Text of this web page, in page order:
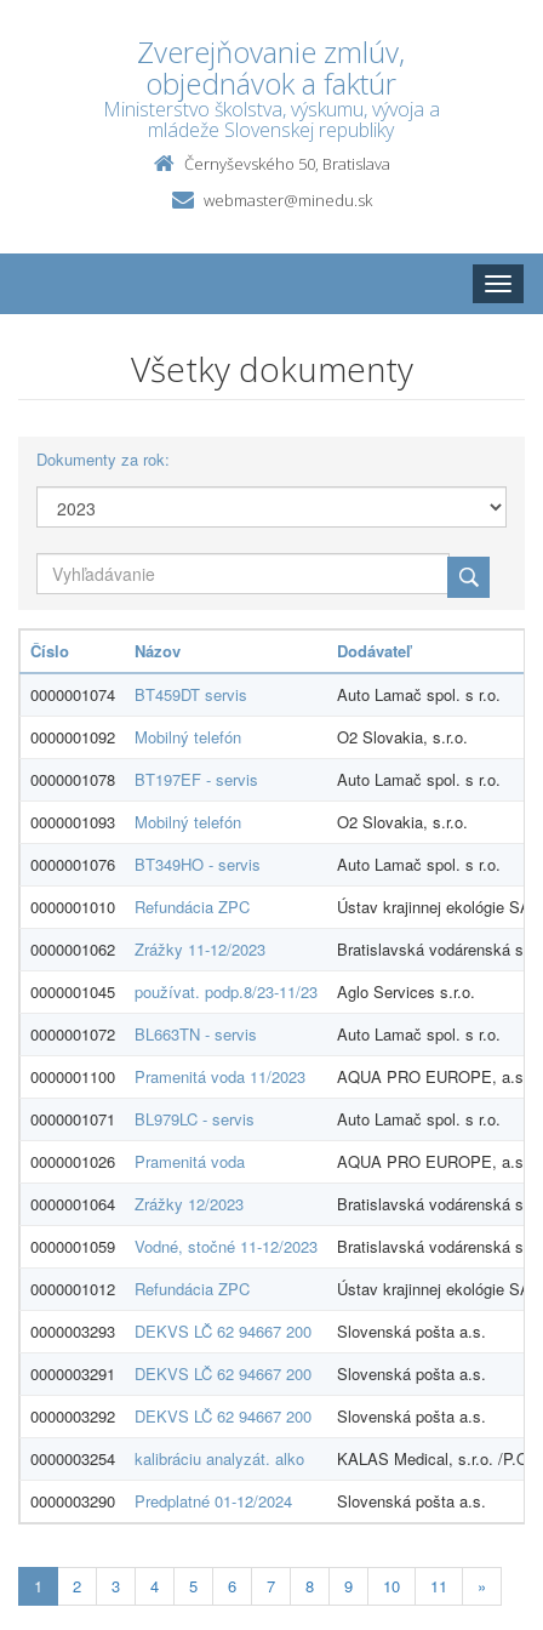
Zverejňovanie zmlúv,
objednávok a faktúr
Ministerstvo školstva, výskumu, vývoja a
mládeže Slovenskej republiky
Černyševského 50, Bratislava
webmaster@minedu.sk
Toggle
Všetky dokumenty
Dokumenty za rok:
Číslo Názov
Dodávateľ
0000001074
BT459DT servis
Auto Lamač spol. s r.o.
0000001092
Mobilný telefón
O2 Slovakia, s.r.o.
0000001078
BT197EF - servis
Auto Lamač spol. s r.o.
0000001093
Mobilný telefón
O2 Slovakia, s.r.o.
0000001076
BT349HO - servis
Auto Lamač spol. s r.o.
0000001010
Refundácia ZPC
Ústav krajinnej ekológie
0000001062
Zrážky 11-12/2023
Bratislavská vodárenská
0000001045
používat. podp.8/23-11/23
Aglo Services s.r.o.
0000001072
BL663TN - servis
Auto Lamač spol. s r.o.
0000001100
Pramenitá voda 11/2023
AQUA PRO EUROPE, a.s.
0000001071
BL979LC - servis
Auto Lamač spol. s r.o.
0000001026
Pramenitá voda
AQUA PRO EUROPE, a.s.
0000001064
Zrážky 12/2023
Bratislavská vodárenská
0000001059
Vodné, stočné 11-12/2023
Bratislavská vodárenská
0000001012
Refundácia ZPC
Ústav krajinnej ekológie
0000003293
DEKVS LČ 62 94667 200
Slovenská pošta a.s.
0000003291
DEKVS LČ 62 94667 200
Slovenská pošta a.s.
0000003292
DEKVS LČ 62 94667 200
Slovenská pošta a.s.
0000003254
kalibráciu analyzát. alko
KALAS Medical, s.r.o. /
0000003290
Predplatné 01-12/2024 Slovenská pošta a.s.
1 Aktualna-
stranka
2 3 4 5 6 7 8 9 10 11 »